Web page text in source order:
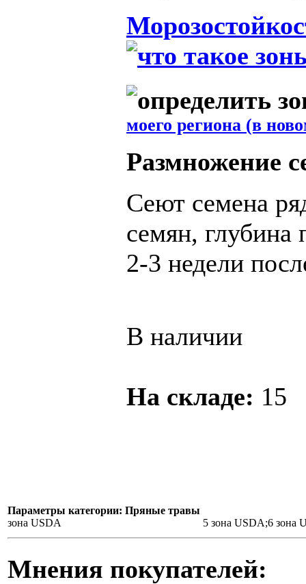
моего региона (в
Размножение
Сеют семена
семян, глубина
2-3 недели
В наличии
На складе: 15
Параметры категории: Пряные травы
зона USDA
5 зона USDA;6 зона
Мнения покупателей: